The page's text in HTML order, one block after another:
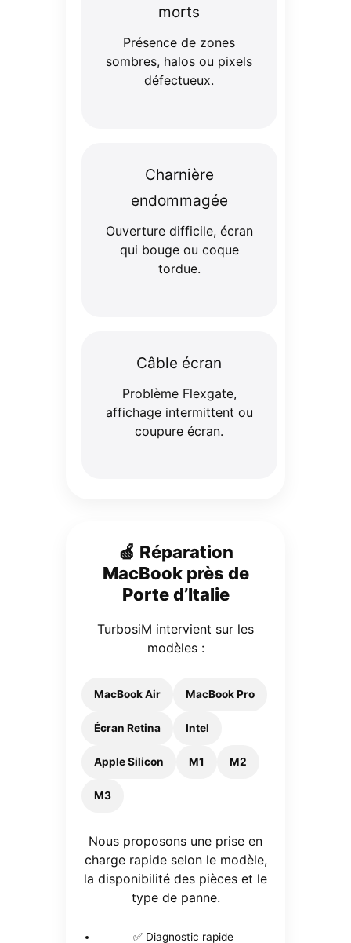
morts
Présence de zones
sombres, halos ou pixels
défectueux.
Charnière
endommagée
Ouverture difficile, écran
qui bouge ou coque
tordue.
Câble écran
Problème Flexgate,
affichage intermittent ou
coupure écran.
🍏 Réparation
MacBook près de
Porte d’Italie
TurbosiM intervient sur les
modèles :
MacBook Air MacBook Pro
Écran Retina Intel
Apple Silicon M1 M2
M3
Nous proposons une prise en
charge rapide selon le modèle,
la disponibilité des pièces et le
type de panne.
✅ Diagnostic rapide